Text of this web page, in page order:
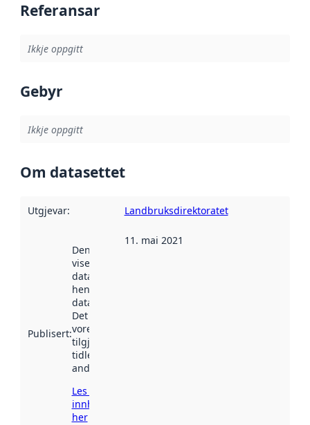
Referansar
Ikkje oppgitt
Gebyr
Ikkje oppgitt
Om datasettet
Utgjevar: Landbruksdirektoratet
Publisert:
Denne datoen
viser når
datasettet vart
henta inn av
data.norge.no.
Det kan ha
vore
tilgjengeleg
tidlegare
andre stader.
Les meir om
innhenting
her
11. mai 2021